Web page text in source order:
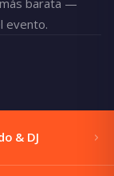
evento.
& DJ